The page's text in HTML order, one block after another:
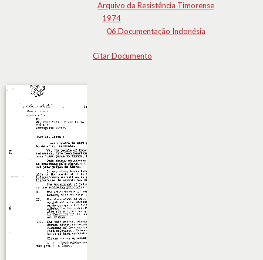
Arquivo da Resistência Timorense
1974
06.Documentação Indonésia
Citar Documento